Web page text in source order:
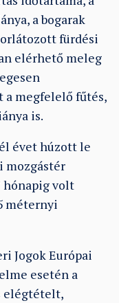
a bogarak
fürdési
elérhető meleg
a megfelelő fűtés,
is.
évet húzott le
mozgástér
hónapig volt
méternyi
Jogok Európai
esetén a
elégtételt,